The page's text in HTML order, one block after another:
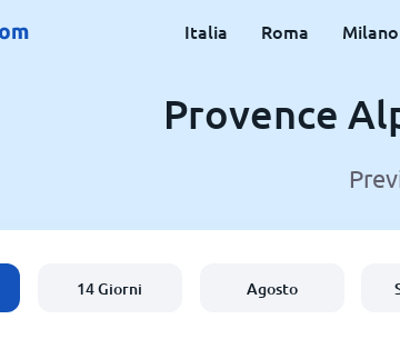
Italia Roma Milano
Provence
14 Giorni Agosto